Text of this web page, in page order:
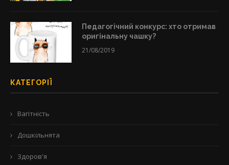
Педагогічний конкурс: хто отримав
оригінальну чашку?
21/08/2019
КАТЕГОРІЇ
Вагітність
Дошкільнята
Здоров'я